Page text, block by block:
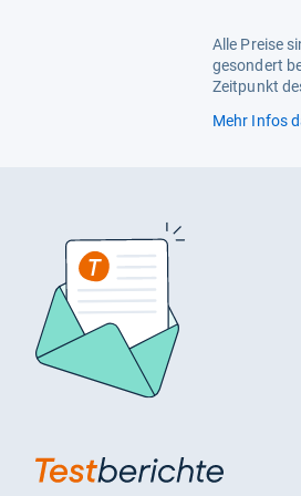
Alle Preise
gesondert
Zeitpunkt
Mehr Infos